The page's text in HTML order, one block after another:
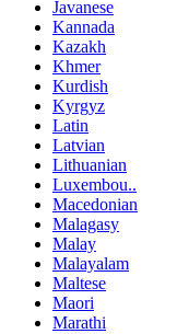
Javanese
Kannada
Kazakh
Khmer
Kurdish
Kyrgyz
Latin
Latvian
Lithuanian
Luxembou..
Macedonian
Malagasy
Malay
Malayalam
Maltese
Maori
Marathi